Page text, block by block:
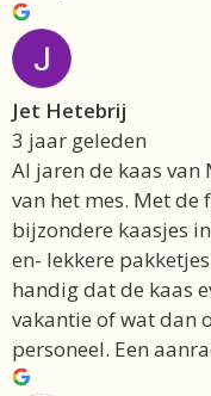
Jet Hetebrij
3 jaar geleden
Al jaren de kaas van
van het mes. Met
bijzondere kaasjes
en- lekkere
handig dat de kaas
vakantie of wat dan
personeel. Een